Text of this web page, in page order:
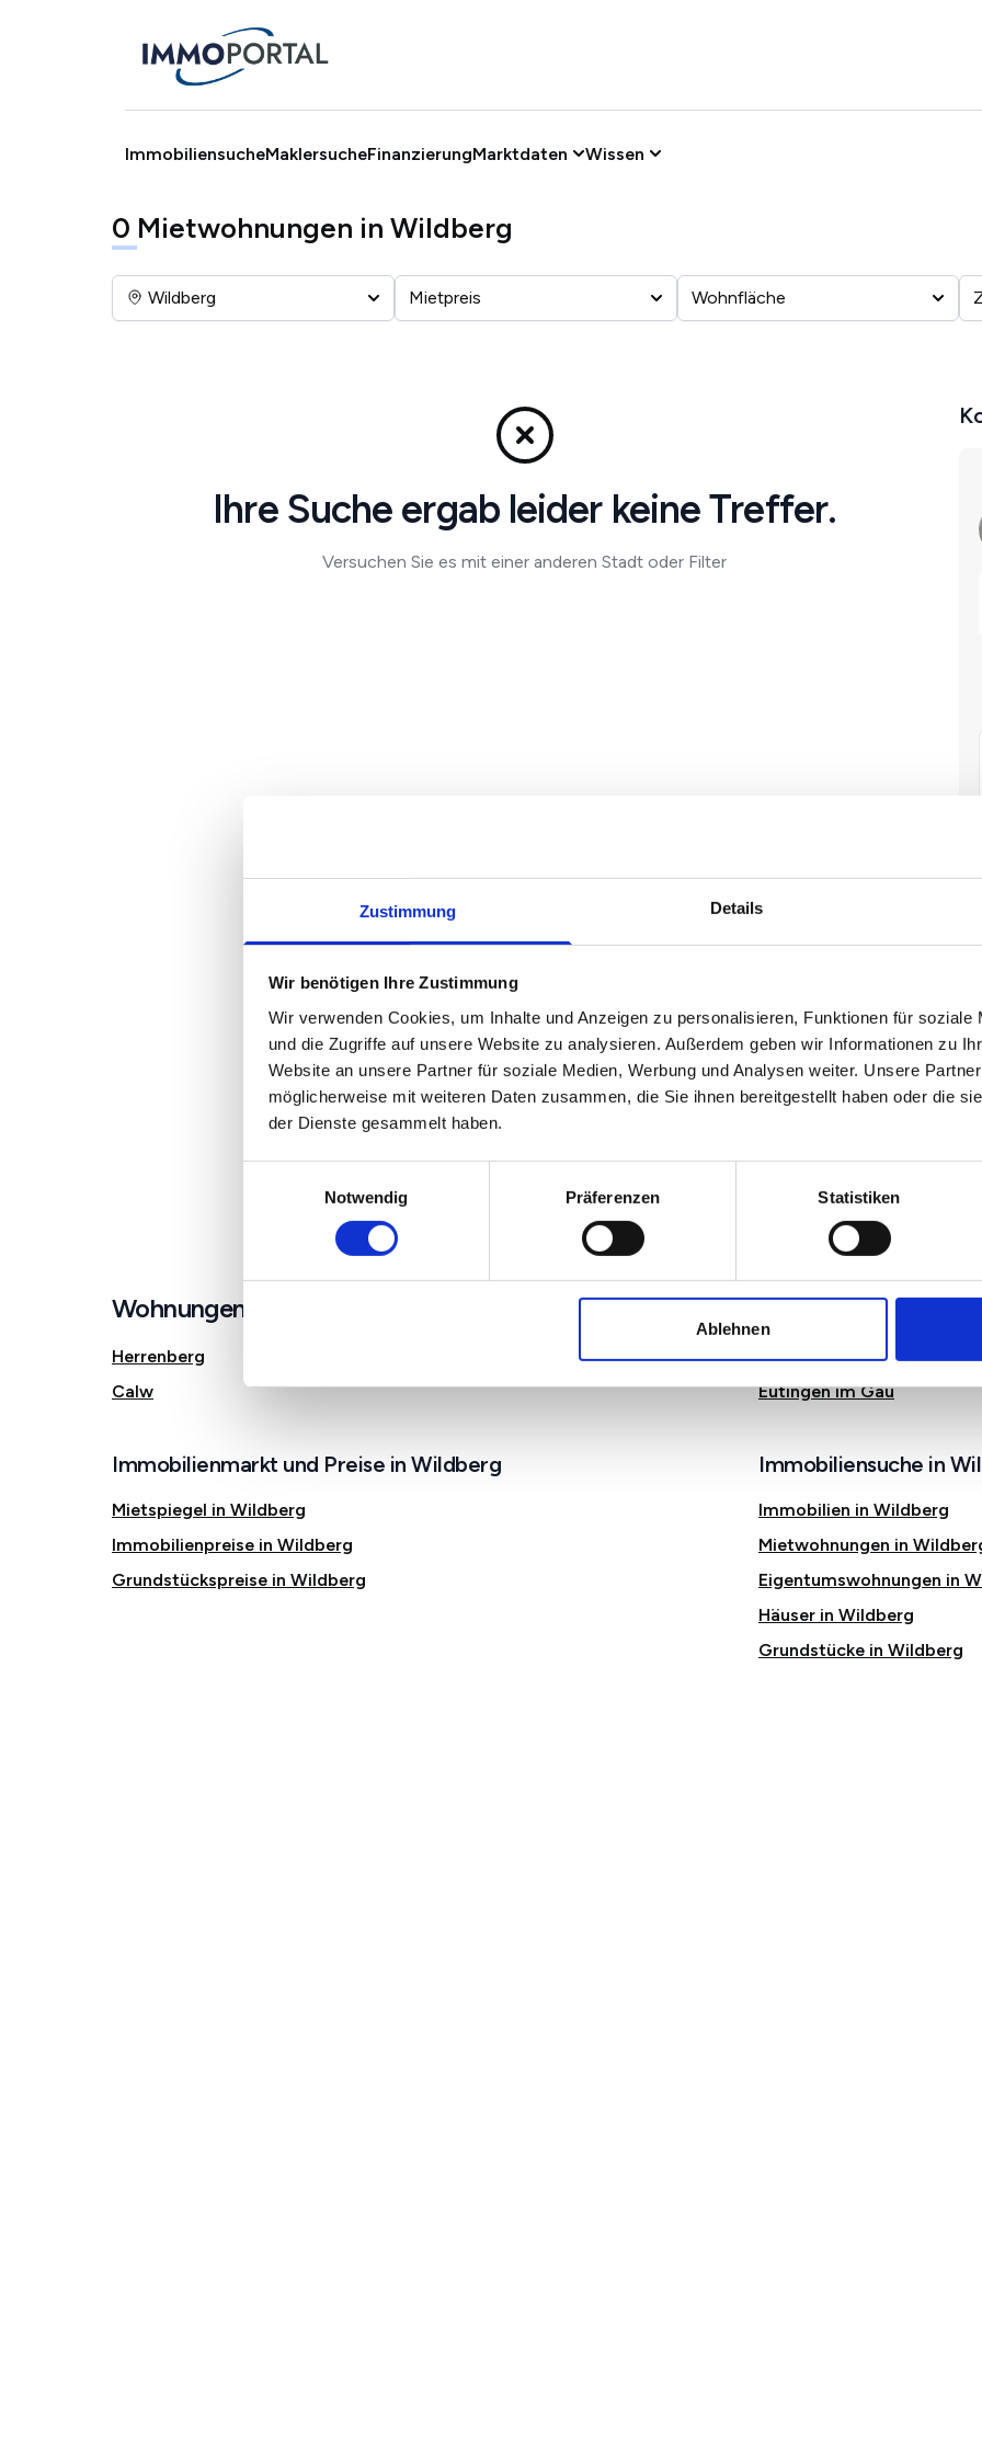
Zustimmung Details
Wir benötigen Ihre Zustimmung
Wir verwenden Cookies, um Inhalte und Anzeigen zu personalisieren, Funktionen für soziale
und die Zugriffe auf unsere Website zu analysieren. Außerdem geben wir Informationen zu
Website an unsere Partner für soziale Medien, Werbung und Analysen weiter. Unsere
möglicherweise mit weiteren Daten zusammen, die Sie ihnen bereitgestellt haben oder die
der Dienste gesammelt haben.
Notwendig
Präferenzen Statistiken
Ablehnen
ImmobiliensucheMaklersucheFinanzierungMarktdaten Wissen
0 Mietwohnungen in Wildberg
Wildberg Mietpreis Wohnfläche
Ihre Suche ergab leider keine Treffer.
Versuchen Sie es mit einer anderen Stadt oder Filter
Wohnungen in der Nähe von Wildberg
Herrenberg
Bad Wildbad
Calw
Eutingen im Gäu
Immobilienmarkt und Preise in Wildberg
Mietspiegel in Wildberg
Immobilienpreise in Wildberg
Grundstückspreise in Wildberg
Immobiliensuche in
Immobilien in Wildberg
Mietwohnungen in
Eigentumswohnungen in
Häuser in Wildberg
Grundstücke in Wildberg